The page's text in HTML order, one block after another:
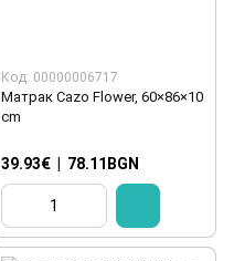
Код: 00000006717
Матрак Cazo Flower, 60×86×10
cm
39.93€ 78.11BGN